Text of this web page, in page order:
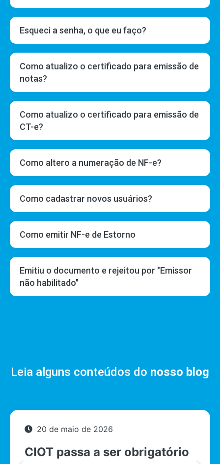
Esqueci a senha, o que eu faço?
Como atualizo o certificado para emissão de
notas?
Como atualizo o certificado para emissão de
CT-e?
Como altero a numeração de NF-e?
Como cadastrar novos usuários?
Como emitir NF-e de Estorno
Emitiu o documento e rejeitou por "Emissor
não habilitado"
Leia alguns conteúdos do nosso blog
20 de maio de 2026
CIOT passa a ser obrigatório